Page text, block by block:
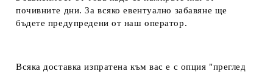
почивните дни. За всяко евентуално забавяне ще
бъдете предупредени от наш оператор.
Всяка доставка изпратена към вас е с опция "преглед